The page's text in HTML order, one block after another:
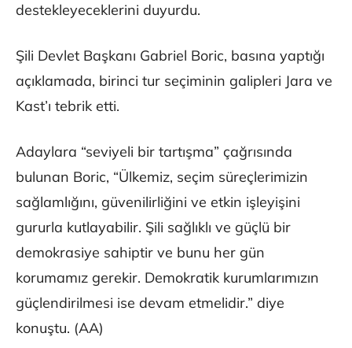
destekleyeceklerini duyurdu.
Şili Devlet Başkanı Gabriel Boric, basına yaptığı
açıklamada, birinci tur seçiminin galipleri Jara ve
Kast’ı tebrik etti.
Adaylara “seviyeli bir tartışma” çağrısında
bulunan Boric, “Ülkemiz, seçim süreçlerimizin
sağlamlığını, güvenilirliğini ve etkin işleyişini
gururla kutlayabilir. Şili sağlıklı ve güçlü bir
demokrasiye sahiptir ve bunu her gün
korumamız gerekir. Demokratik kurumlarımızın
güçlendirilmesi ise devam etmelidir.” diye
konuştu.​​​​ (AA)